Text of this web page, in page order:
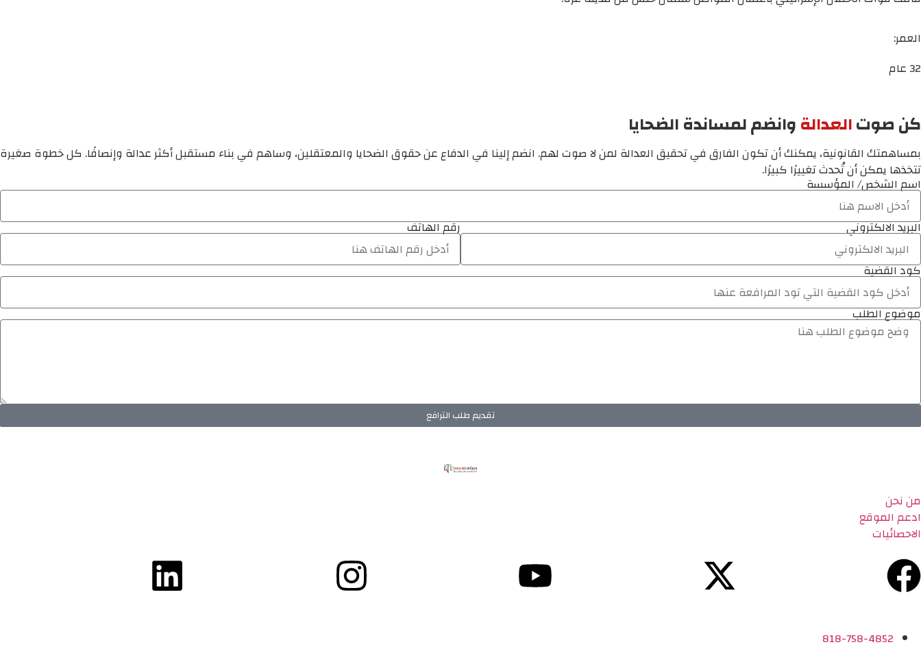
العمر:
32 عام
كن صوتالعدالةوانضم لمساندة الضحايا
بمساهمتك القانونية، يمكنك أن تكون الفارق في تحقيق العدالة لمن لا صوت لهم. انضم إلينا في الدفاع عن حقوق الضحايا والمعتقلين، وساهم في بناء مستقبل أكثر عدالة وإنصافًا. كل خطوة صغيرة
تتخذها يمكن أن تُحدث تغييرًا كبيرًا.
اسم الشخص/ المؤسسة
البريد الالكتروني رقم الهاتف
كود القضية
موضوع الطلب
تقديم طلب الترافع
من نحن
ادعم الموقع
الاحصائيات
818-758-4852